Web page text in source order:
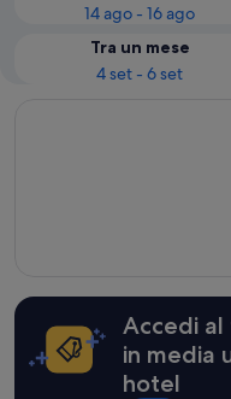
14 ago - 16 ago
Tra un mese
4 set - 6 set
Accedi al
in media
hotel